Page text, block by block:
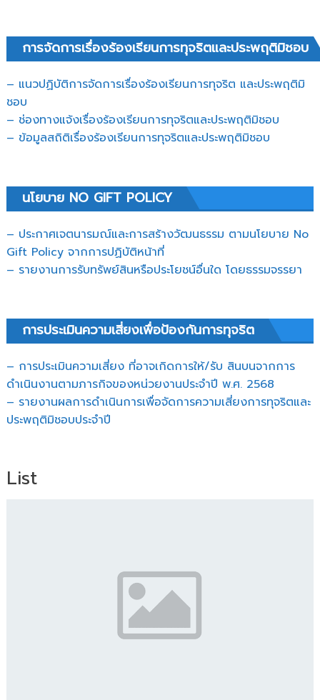
การจัดการเรื่องร้องเรียนการทุจริตและประพฤติมิชอบ
– แนวปฏิบัติการจัดการเรื่องร้องเรียนการทุจริต และประพฤติมิ
ชอบ
– ช่องทางแจ้งเรื่องร้องเรียนการทุจริตและประพฤติมิชอบ
– ข้อมูลสถิติเรื่องร้องเรียนการทุจริตและประพฤติมิชอบ
นโยบาย NO GIFT POLICY
– ประกาศเจตนารมณ์และการสร้างวัฒนธรรม ตามนโยบาย No
Gift Policy จากการปฏิบัติหน้าที่
– รายงานการรับทรัพย์สินหรือประโยชน์อื่นใด โดยธรรมจรรยา
การประเมินความเสี่ยงเพื่อป้องกันการทุจริต
– การประเมินความเสี่ยง ที่อาจเกิดการให้/รับ สินบนจากการ
ดำเนินงานตามภารกิจของหน่วยงานประจำปี พ.ศ. 2568
– รายงานผลการดำเนินการเพื่อจัดการความเสี่ยงการทุจริตและ
ประพฤติมิชอบประจำปี
List